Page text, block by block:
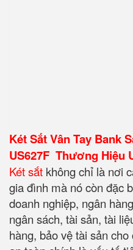
Két Sắt Vân Tay Bank
US627F Thương Hiệu
Két sắt không chỉ là nơi
gia đình mà nó còn đặc
doanh nghiệp, ngân
ngân sách, tài sản, tài
hàng, bảo vệ tài sản